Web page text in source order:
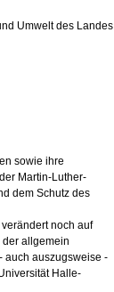
Umwelt des Landes
sowie ihre
Martin-Luther-
dem Schutz des
noch auf
allgemein
auch auszugsweise -
Halle-